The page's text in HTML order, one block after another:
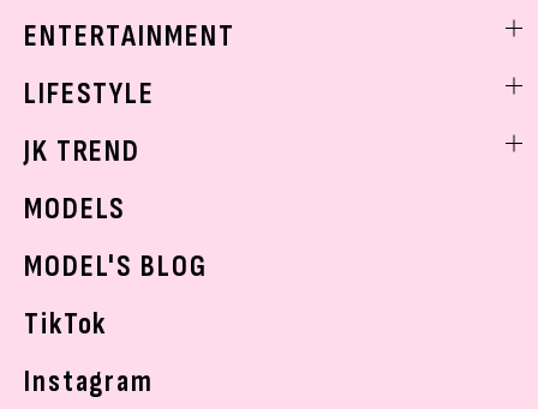
ベストコスメ
ボディケア
学校ヘアメイク
ENTERTAINMENT
K-POP
LIFESTYLE
モデルの購入品
おでかけ
JK TREND
MODELS
MODEL'S BLOG
TikTok
Instagram